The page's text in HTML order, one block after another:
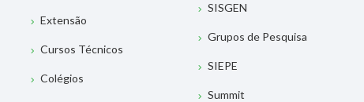
Extensão
Cursos Técnicos
Colégios
SISGEN
Grupos de Pesquisa
SIEPE
Summit